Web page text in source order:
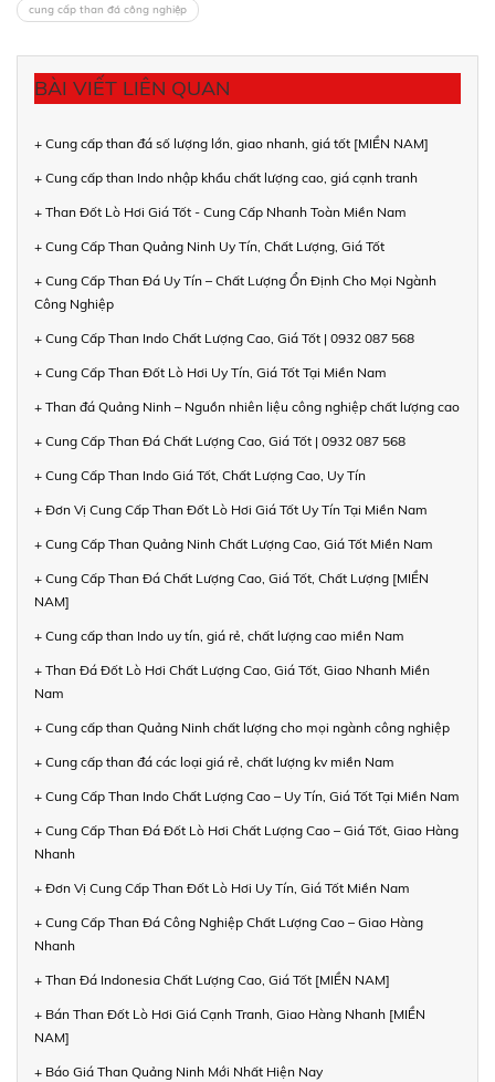
cung cấp than đá công nghiệp
BÀI VIẾT LIÊN QUAN
+ Cung cấp than đá số lượng lớn, giao nhanh, giá tốt [MIỀN NAM]
+ Cung cấp than Indo nhập khẩu chất lượng cao, giá cạnh tranh
+ Than Đốt Lò Hơi Giá Tốt - Cung Cấp Nhanh Toàn Miền Nam
+ Cung Cấp Than Quảng Ninh Uy Tín, Chất Lượng, Giá Tốt
+ Cung Cấp Than Đá Uy Tín – Chất Lượng Ổn Định Cho Mọi Ngành
Công Nghiệp
+ Cung Cấp Than Indo Chất Lượng Cao, Giá Tốt | 0932 087 568
+ Cung Cấp Than Đốt Lò Hơi Uy Tín, Giá Tốt Tại Miền Nam
+ Than đá Quảng Ninh – Nguồn nhiên liệu công nghiệp chất lượng cao
+ Cung Cấp Than Đá Chất Lượng Cao, Giá Tốt | 0932 087 568
+ Cung Cấp Than Indo Giá Tốt, Chất Lượng Cao, Uy Tín
+ Đơn Vị Cung Cấp Than Đốt Lò Hơi Giá Tốt Uy Tín Tại Miền Nam
+ Cung Cấp Than Quảng Ninh Chất Lượng Cao, Giá Tốt Miền Nam
+ Cung Cấp Than Đá Chất Lượng Cao, Giá Tốt, Chất Lượng [MIỀN
NAM]
+ Cung cấp than Indo uy tín, giá rẻ, chất lượng cao miền Nam
+ Than Đá Đốt Lò Hơi Chất Lượng Cao, Giá Tốt, Giao Nhanh Miền
Nam
+ Cung cấp than Quảng Ninh chất lượng cho mọi ngành công nghiệp
+ Cung cấp than đá các loại giá rẻ, chất lượng kv miền Nam
+ Cung Cấp Than Indo Chất Lượng Cao – Uy Tín, Giá Tốt Tại Miền Nam
+ Cung Cấp Than Đá Đốt Lò Hơi Chất Lượng Cao – Giá Tốt, Giao Hàng
Nhanh
+ Đơn Vị Cung Cấp Than Đốt Lò Hơi Uy Tín, Giá Tốt Miền Nam
+ Cung Cấp Than Đá Công Nghiệp Chất Lượng Cao – Giao Hàng
Nhanh
+ Than Đá Indonesia Chất Lượng Cao, Giá Tốt [MIỀN NAM]
+ Bán Than Đốt Lò Hơi Giá Cạnh Tranh, Giao Hàng Nhanh [MIỀN
NAM]
+ Báo Giá Than Quảng Ninh Mới Nhất Hiện Nay